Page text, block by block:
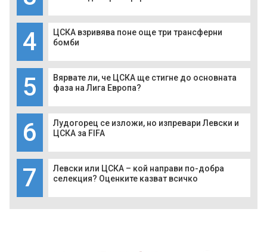
4
ЦСКА взривява поне още три трансферни
бомби
5
Вярвате ли, че ЦСКА ще стигне до основната
фаза на Лига Европа?
6
Лудогорец се изложи, но изпревари Левски и
ЦСКА за FIFA
7
Левски или ЦСКА – кой направи по-добра
селекция? Оценките казват всичко